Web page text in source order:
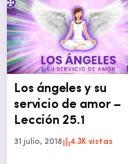
Los ángeles y su
servicio de amor –
Lección 25.1
31 julio, 2018 4.3K vistas